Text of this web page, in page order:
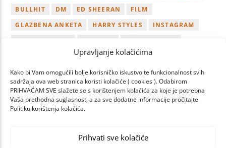
Upravljanje kolačićima
Kako bi Vam omogućili bolje korisničko iskustvo te funkcionalnost svih
sadržaja ova web stranica koristi kolačiće ( cookies ). Odabirom
PRIHVAĆAM SVE slažete se s korištenjem kolačića za koje je potrebna
Vaša prethodna suglasnost, a za sve dodatne informacije pročitajte
Politiku korištenja kolačića.
Prihvati sve kolačiće
BULLHIT
DM ED SHEERAN
FILM
GLAZBENA ANKETA
HARRY STYLES
INSTAGRAM
LUKA BULIĆ NAGRADA
NOVI SINGL
OSVOJI PLAYLIST
TAMARA LOOS
TAYLOR SWIFT
TWITTER VIDEO
YOUTUBE
ZAGREB